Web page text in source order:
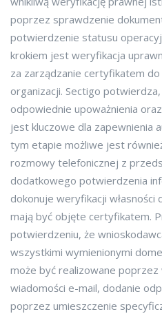
poprzez sprawdzenie
potwierdzenie statusu
krokiem jest weryfikacja
za zarządzanie certyfikatem
organizacji. Sectigo
odpowiednie upoważnienia
jest kluczowe dla zapewnienia
tym etapie możliwe jest
rozmowy telefonicznej z
dodatkowego potwierdzenia
dokonuje weryfikacji
mają być objęte certyfikatem.
potwierdzeniu, że
wszystkimi wymienionymi
może być realizowane
wiadomości e-mail, dodanie
poprzez umieszczenie